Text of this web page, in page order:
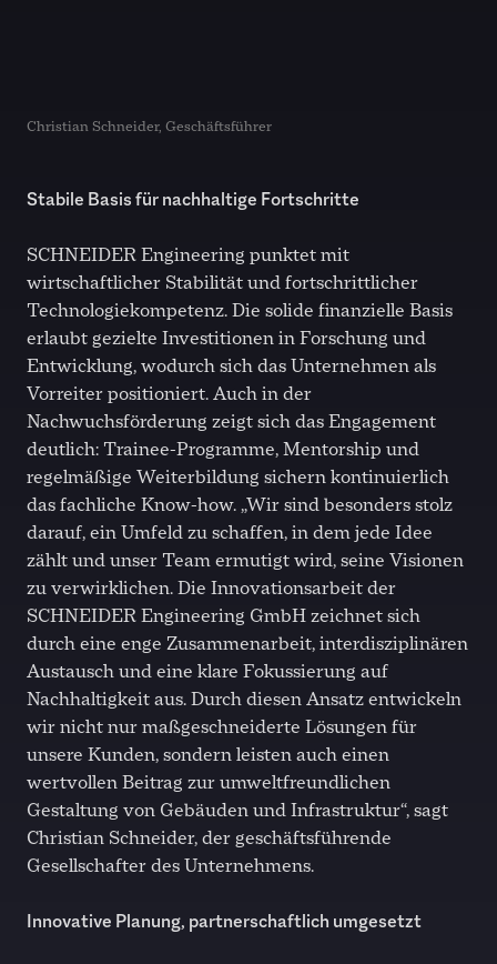
Christian Schneider, Geschäftsführer
Stabile Basis für nachhaltige Fortschritte
SCHNEIDER Engineering punktet mit
wirtschaftlicher Stabilität und fortschrittlicher
Technologiekompetenz. Die solide finanzielle Basis
erlaubt gezielte Investitionen in Forschung und
Entwicklung, wodurch sich das Unternehmen als
Vorreiter positioniert. Auch in der
Nachwuchsförderung zeigt sich das Engagement
deutlich: Trainee-Programme, Mentorship und
regelmäßige Weiterbildung sichern kontinuierlich
das fachliche Know-how. „Wir sind besonders stolz
darauf, ein Umfeld zu schaffen, in dem jede Idee
zählt und unser Team ermutigt wird, seine Visionen
zu verwirklichen. Die Innovationsarbeit der
SCHNEIDER Engineering GmbH zeichnet sich
durch eine enge Zusammenarbeit, interdisziplinären
Austausch und eine klare Fokussierung auf
Nachhaltigkeit aus. Durch diesen Ansatz entwickeln
wir nicht nur maßgeschneiderte Lösungen für
unsere Kunden, sondern leisten auch einen
wertvollen Beitrag zur umweltfreundlichen
Gestaltung von Gebäuden und Infrastruktur“, sagt
Christian Schneider, der geschäftsführende
Gesellschafter des Unternehmens.
Innovative Planung, partnerschaftlich umgesetzt